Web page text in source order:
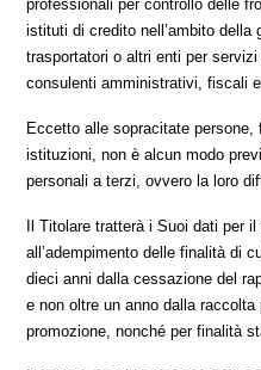
professionali per controllo delle
istituti di credito nell’ambito della
trasportatori o altri enti per
consulenti amministrativi, fiscali
Eccetto alle sopracitate
istituzioni, non è alcun modo
personali a terzi, ovvero la loro
Il Titolare tratterà i Suoi dati per
all’adempimento delle finalità di
dieci anni dalla cessazione del
e non oltre un anno dalla
promozione, nonché per finalità